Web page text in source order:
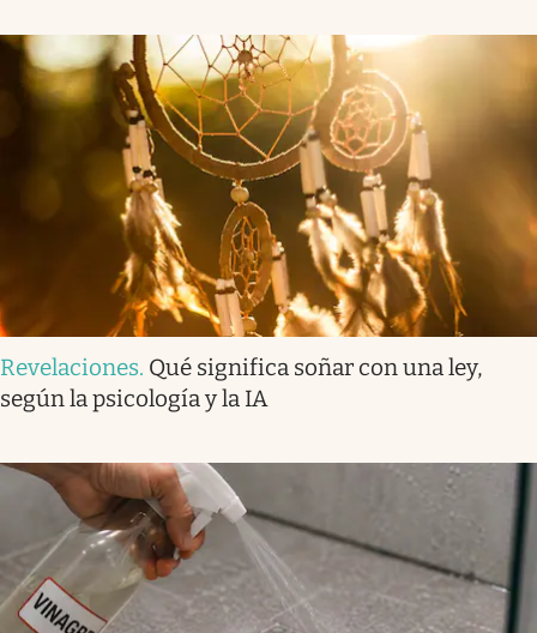
Revelaciones. Qué significa soñar con una ley,
según la psicología y la IA